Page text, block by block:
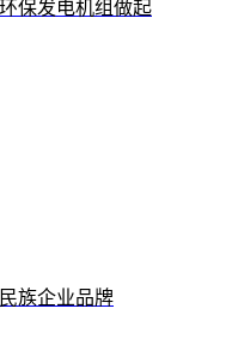
保发电机组做起
族企业品牌